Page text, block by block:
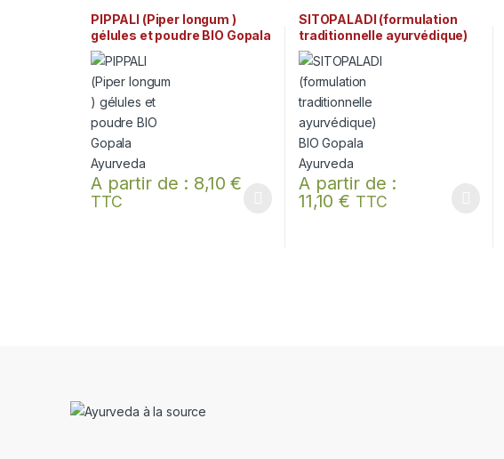
PIPPALI (Piper longum )
gélules et poudre BIO Gopala
Ayurveda
A partir de : 8,10€
TTC
Ce produit a plusieurs variations. Les options peuvent être choisies sur
SITOPALADI (formulation
traditionnelle ayurvédique)
BIO Gopala Ayurveda
A partir de :
11,10€ TTC
Ce produit a plusieurs variations.